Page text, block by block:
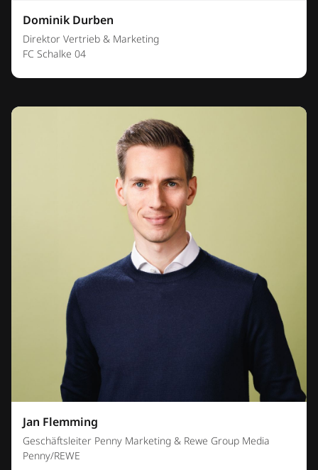
Dominik Durben
Direktor Vertrieb & Marketing
FC Schalke 04
Jan Flemming
Geschäftsleiter Penny Marketing & Rewe Group Media
Penny/REWE